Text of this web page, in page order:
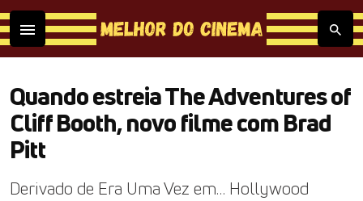
Quando estreia The Adventures of
Cliff Booth, novo filme com Brad
Pitt
Derivado de Era Uma Vez em… Hollywood